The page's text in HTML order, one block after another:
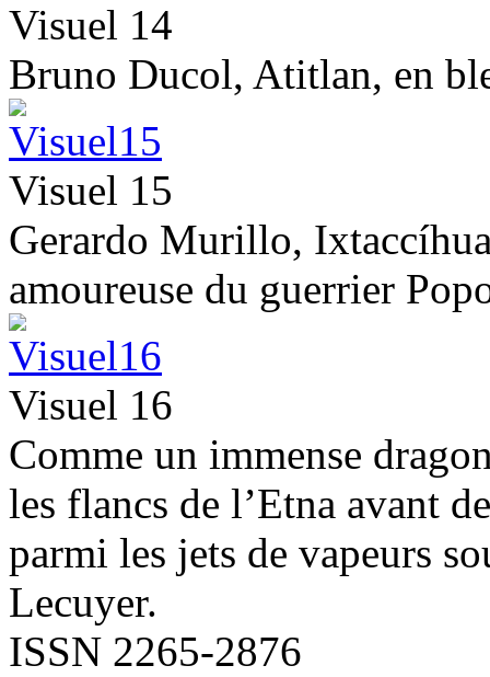
Visuel 14
Bruno Ducol, Atitlan, en
Visuel 15
Gerardo Murillo,
amoureuse du guerrier
Visuel 16
Comme un immense
les flancs de l’Etna avant
parmi les jets de vapeurs
Lecuyer.
ISSN 2265-2876